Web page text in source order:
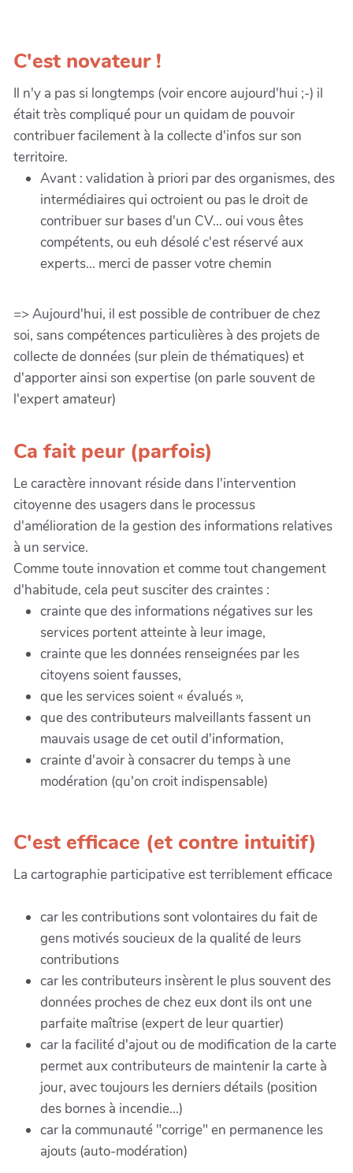
C'est novateur !
Il n'y a pas si longtemps (voir encore aujourd'hui ;-) il
était très compliqué pour un quidam de pouvoir
contribuer facilement à la collecte d'infos sur son
territoire.
Avant : validation à priori par des organismes, des
intermédiaires qui octroient ou pas le droit de
contribuer sur bases d'un CV... oui vous êtes
compétents, ou euh désolé c'est réservé aux
experts... merci de passer votre chemin
=> Aujourd'hui, il est possible de contribuer de chez
soi, sans compétences particulières à des projets de
collecte de données (sur plein de thématiques) et
d'apporter ainsi son expertise (on parle souvent de
l'expert amateur)
Ca fait peur (parfois)
Le caractère innovant réside dans l'intervention
citoyenne des usagers dans le processus
d'amélioration de la gestion des informations relatives
à un service.
Comme toute innovation et comme tout changement
d'habitude, cela peut susciter des craintes :
crainte que des informations négatives sur les
services portent atteinte à leur image,
crainte que les données renseignées par les
citoyens soient fausses,
que les services soient « évalués »,
que des contributeurs malveillants fassent un
mauvais usage de cet outil d'information,
crainte d'avoir à consacrer du temps à une
modération (qu'on croit indispensable)
C'est efficace (et contre intuitif)
La cartographie participative est terriblement efficace
car les contributions sont volontaires du fait de
gens motivés soucieux de la qualité de leurs
contributions
car les contributeurs insèrent le plus souvent des
données proches de chez eux dont ils ont une
parfaite maîtrise (expert de leur quartier)
car la facilité d'ajout ou de modification de la carte
permet aux contributeurs de maintenir la carte à
jour, avec toujours les derniers détails (position
des bornes à incendie...)
car la communauté "corrige" en permanence les
ajouts (auto-modération)